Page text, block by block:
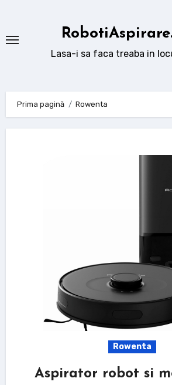
conținut
Lasa-i sa faca treaba in
Prima pagină Rowenta
Rowenta
Aspirator robot si